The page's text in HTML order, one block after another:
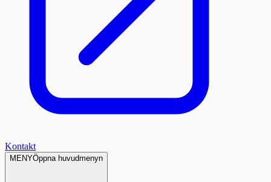
Kontakt
MENYÖppna huvudmenyn